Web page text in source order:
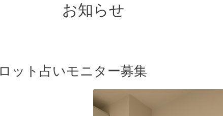
お知らせ
ット占いモニター募集